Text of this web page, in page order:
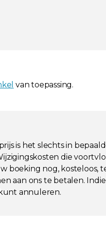
van toepassing.
is het slechts in
die
boeking nog, kosteloos,
aan ons te betalen.
annuleren.